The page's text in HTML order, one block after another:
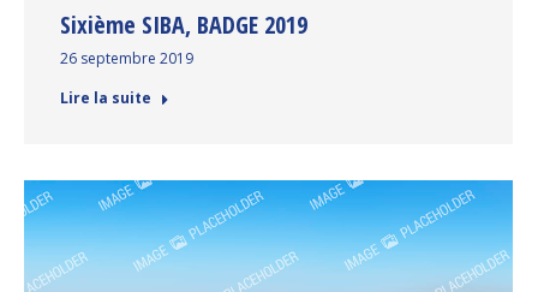
Sixième SIBA, BADGE 2019
26 septembre 2019
Lire la suite